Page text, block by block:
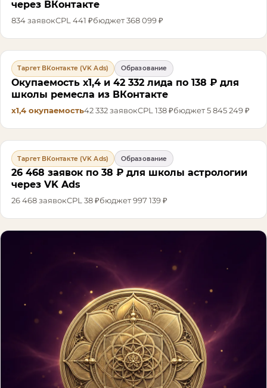
через ВКонтакте
834заявокCPL 441 ₽бюджет368 099 ₽
Таргет ВКонтакте (VK Ads) Образование
Окупаемость х1,4 и 42 332 лида по 138 ₽ для
школы ремесла из ВКонтакте
х1,4окупаемость42 332заявокCPL 138 ₽бюджет5 845 249 ₽
Таргет ВКонтакте (VK Ads) Образование
26 468 заявок по 38 ₽ для школы астрологии
через VK Ads
26 468заявокCPL 38 ₽бюджет997 139 ₽